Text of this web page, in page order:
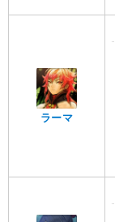
ラーマ